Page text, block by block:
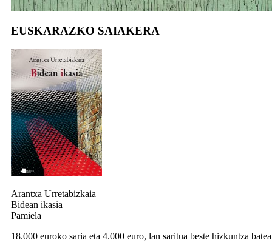
EUSKARAZKO SAIAKERA
Arantxa Urretabizkaia
Bidean ikasia
Pamiela
18.000 euroko saria eta 4.000 euro, lan saritua beste hizkuntza